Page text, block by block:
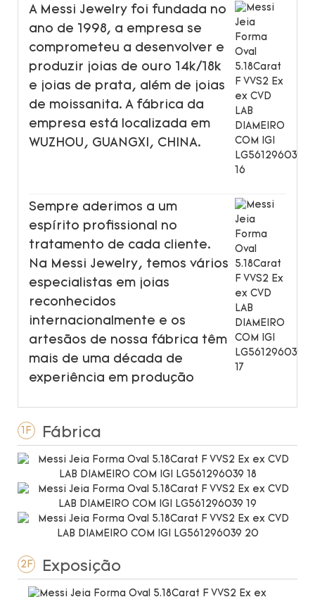
A Messi Jewelry foi fundada no
ano de 1998, a empresa se
comprometeu a desenvolver e
produzir joias de ouro 14k/18k
e joias de prata, além de joias
de moissanita. A fábrica da
empresa está localizada em
WUZHOU, GUANGXI, CHINA.
Sempre aderimos a um
espírito profissional no
tratamento de cada cliente.
Na Messi Jewelry, temos vários
especialistas em joias
reconhecidos
internacionalmente e os
artesãos de nossa fábrica têm
mais de uma década de
experiência em produção
1F Fábrica
2F Exposição